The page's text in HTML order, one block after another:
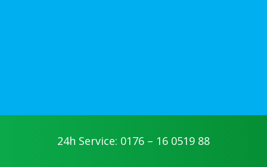
24h Service: 0176 – 16 0519 88